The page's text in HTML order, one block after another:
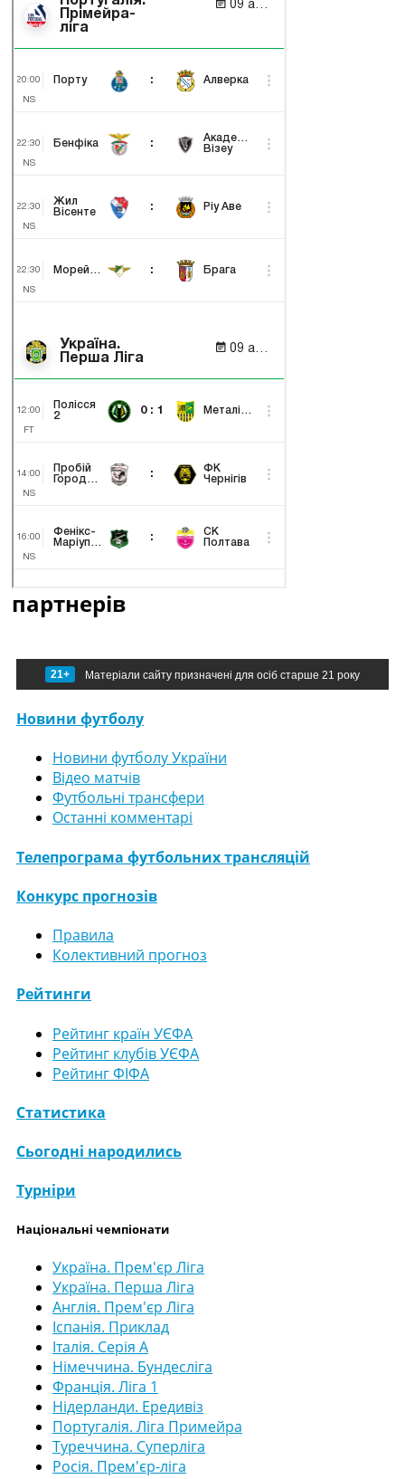
партнерів
21+ Матеріали сайту призначені для осіб старше 21 року
Новини футболу
Новини футболу України
Відео матчів
Футбольні трансфери
Останні комментарі
Телепрограма футбольних трансляцій
Конкурс прогнозів
Правила
Колективний прогноз
Рейтинги
Рейтинг країн УЄФА
Рейтинг клубів УЄФА
Рейтинг ФІФА
Статистика
Сьогодні народились
Турніри
Національні чемпіонати
Україна. Прем'єр Ліга
Україна. Перша Ліга
Англія. Прем'єр Ліга
Іспанія. Приклад
Італія. Серія А
Німеччина. Бундесліга
Франція. Ліга 1
Нідерланди. Ередивіз
Португалія. Ліга Примейра
Туреччина. Суперліга
Росія. Прем'єр-ліга